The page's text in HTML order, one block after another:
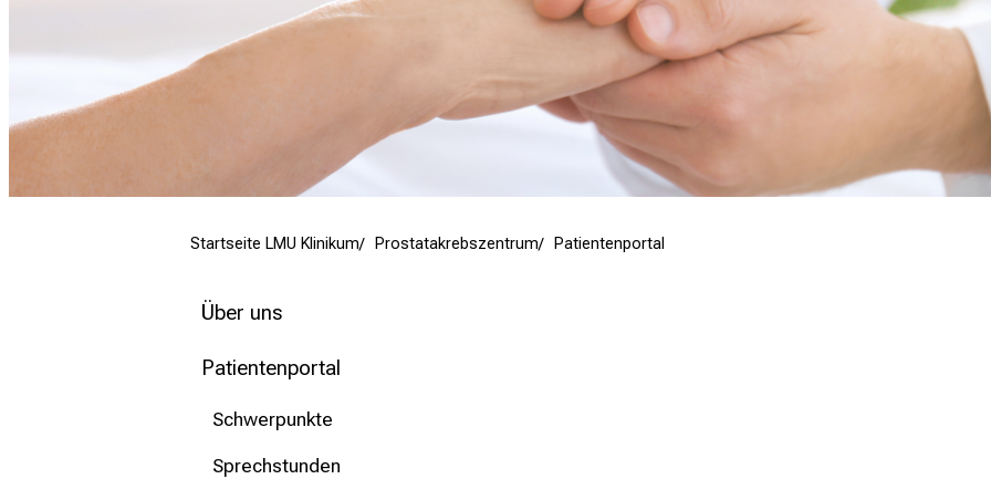
Startseite LMU Klinikum Prostatakrebszentrum Patientenportal
Über uns
Patientenportal
Schwerpunkte
Sprechstunden
Pflegewissenschaft
begeistern – ganz
unverbindlich und